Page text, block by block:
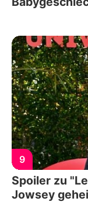
9
Spoiler zu
Jowsey